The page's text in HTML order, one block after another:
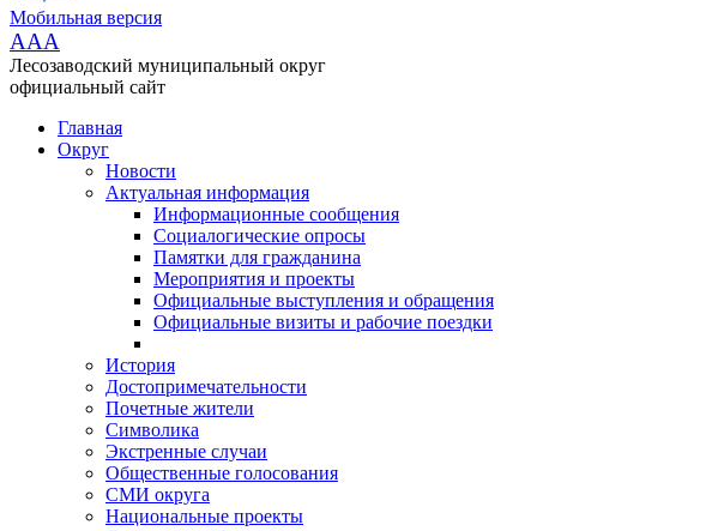
Мобильная версия
AAA
Лесозаводский муниципальный округ
официальный сайт
Главная
Округ
Новости
Актуальная информация
Информационные сообщения
Социалогические опросы
Памятки для гражданина
Мероприятия и проекты
Официальные выступления и обращения
Официальные визиты и рабочие поездки
История
Достопримечательности
Почетные жители
Символика
Экстренные случаи
Общественные голосования
СМИ округа
Национальные проекты